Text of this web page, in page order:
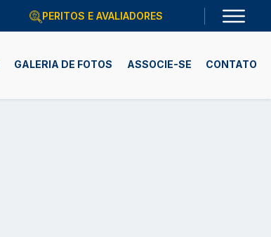
PERITOS E AVALIADORES
GALERIA DE FOTOS ASSOCIE-SE CONTATO